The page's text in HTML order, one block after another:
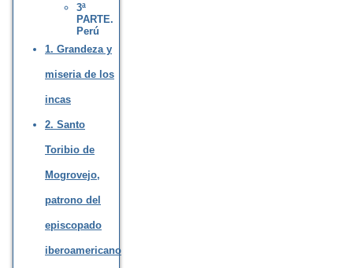
3ª
PARTE.
Perú
1. Grandeza y
miseria de los
incas
2. Santo
Toribio de
Mogrovejo,
patrono del
episcopado
iberoamericano